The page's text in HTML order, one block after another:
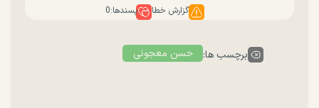
گزارش خطا پسندها:0
برچسب ها: حسن معجونی